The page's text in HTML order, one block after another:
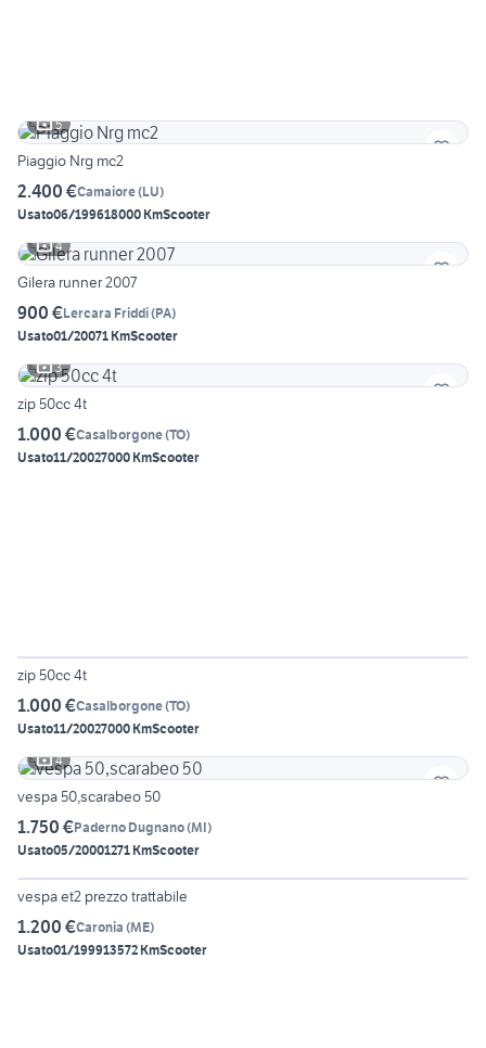
5
Piaggio Nrg mc2
2.400 €Camaiore(LU)
Usato06/199618000 KmScooter
4
Gilera runner 2007
900 €Lercara Friddi(PA)
Usato01/20071 KmScooter
3
zip 50cc 4t
1.000 €Casalborgone(TO)
Usato11/20027000 KmScooter
zip 50cc 4t
1.000 €Casalborgone(TO)
Usato11/20027000 KmScooter
4
vespa 50,scarabeo 50
1.750 €Paderno Dugnano(MI)
Usato05/20001271 KmScooter
5
vespa et2 prezzo trattabile
1.200 €Caronia (ME)
Usato01/199913572 KmScooter